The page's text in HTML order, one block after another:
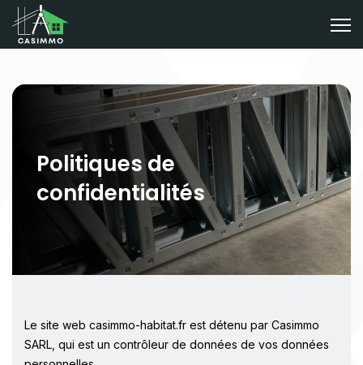
Politiques de
confidentialités
Le site web casimmo-habitat.fr est détenu par Casimmo
SARL, qui est un contrôleur de données de vos données